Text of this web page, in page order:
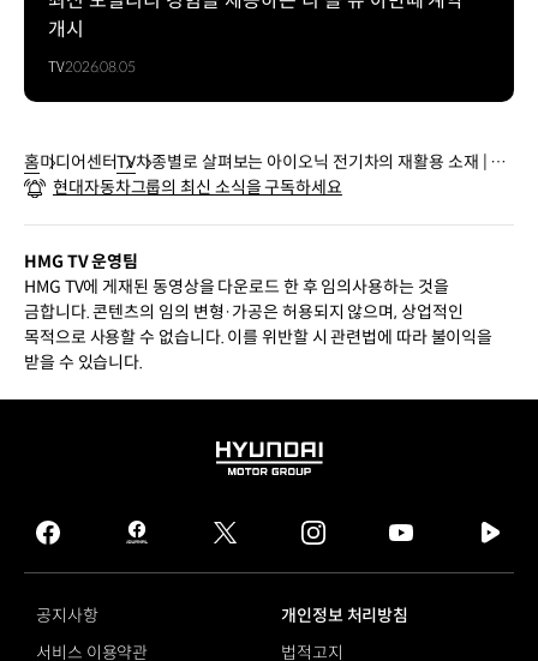
개시
TV2026.08.05
홈미디어센터TV차종별로 살펴보는 아이오닉 전기차의 재활용 소재 | 현
대자동차
현대자동차그룹의 최신 소식을 구독하세요
HMG TV 운영팀
HMG TV에 게재된 동영상을 다운로드 한 후 임의사용하는 것을
금합니다. 콘텐츠의 임의 변형·가공은 허용되지 않으며, 상업적인
목적으로 사용할 수 없습니다. 이를 위반할 시 관련법에 따라 불이익을
받을 수 있습니다.
HYUNDAI
GROUP
facebook
hmg
journal
twitter instagram
tv
공지사항
개인정보 처리방침
서비스 이용약관
법적고지